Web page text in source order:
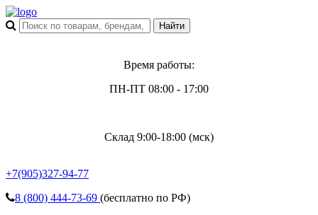
Время работы:
ПН-ПТ 08:00 - 17:00
Склад 9:00-18:00 (мск)
+7(905)327-94-77
8 (800) 444-73-69 (бесплатно по РФ)